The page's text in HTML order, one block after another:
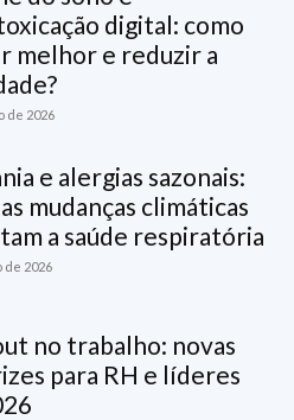
digital: como
melhor e reduzir a
de 2026
e alergias sazonais:
mudanças climáticas
a saúde respiratória
de 2026
no trabalho: novas
para RH e líderes